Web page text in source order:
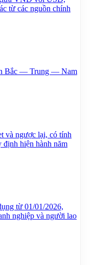
từ các nguồn chính
Bắc — Trung — Nam
và ngược lại, có tính
hiện hành năm
từ 01/01/2026,
nghiệp và người lao